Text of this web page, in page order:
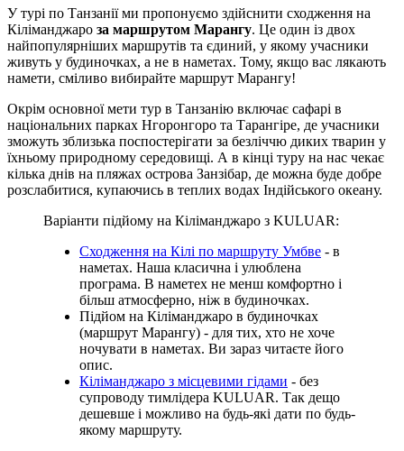
У турі по Танзанії ми пропонуємо здійснити сходження на
Кіліманджаро за маршрутом Марангу. Це один із двох
найпопулярніших маршрутів та єдиний, у якому учасники
живуть у будиночках, а не в наметах. Тому, якщо вас лякають
намети, сміливо вибирайте маршрут Марангу!
Окрім основної мети тур в Танзанію включає сафарі в
національних парках Нгоронгоро та Тарангіре, де учасники
зможуть зблизька поспостерігати за безліччю диких тварин у
їхньому природному середовищі. А в кінці туру на нас чекає
кілька днів на пляжах острова Занзібар, де можна буде добре
розслабитися, купаючись в теплих водах Індійського океану.
Варіанти підйому на Кіліманджаро з KULUAR:
Сходження на Кілі по маршруту Умбве - в
наметах. Наша класична і улюблена
програма. В наметех не менш комфортно і
більш атмосферно, ніж в будиночках.
Підйом на Кіліманджаро в будиночках
(маршрут Марангу) - для тих, хто не хоче
ночувати в наметах. Ви зараз читаєте його
опис.
Кіліманджаро з місцевими гідами - без
супроводу тимлідера KULUAR. Так дещо
дешевше і можливо на будь-які дати по будь-
якому маршруту.